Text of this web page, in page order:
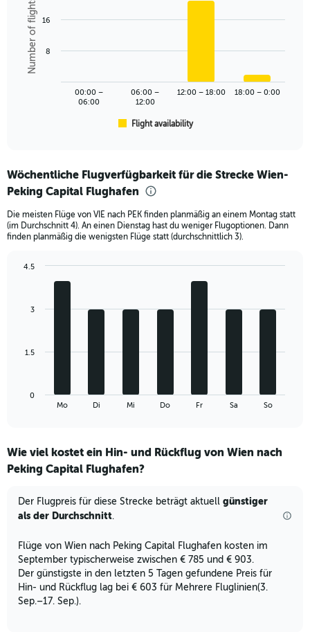
axis
displaying
values.
Range:
to
chart
with
bars.
The
Range:
6
The
chart
has
Y
Number
Range:
24.
Chart
graphic.
Number of flights
Flight availability
00:00 –
06:00
06:00 –
12:00
12:00 – 18:00 18:00 – 0:00
8
16
Wöchentliche Flugverfügbarkeit für die Strecke Wien-
Peking Capital Flughafen
Die meisten Flüge von VIE nach PEK finden planmäßig an einem Montag statt
(im Durchschnitt 4). An einen Dienstag hast du weniger Flugoptionen. Dann
finden planmäßig die wenigsten Flüge statt (durchschnittlich 3).
The
Range:
7
The
chart
has
Y
axis
displaying
values.
Range:
Mo Di Mi Do Fr Sa So
0
1.5
3
4.5
Wie viel kostet ein Hin- und Rückflug von Wien nach
Peking Capital Flughafen?
Der Flugpreis für diese Strecke beträgt aktuell günstiger
als der Durchschnitt.
Flüge von Wien nach Peking Capital Flughafen kosten im
September typischerweise zwischen € 785 und € 903.
Der günstigste in den letzten 5 Tagen gefundene Preis für
Hin- und Rückflug lag bei € 603 für Mehrere Fluglinien(3.
Sep.–17. Sep.).